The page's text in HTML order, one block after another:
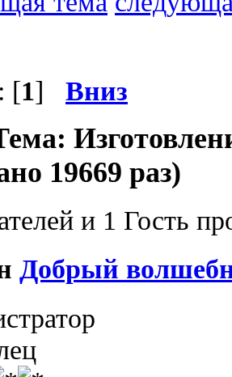
[1] Вниз
19669 раз)
и 1 Гость
Добрый